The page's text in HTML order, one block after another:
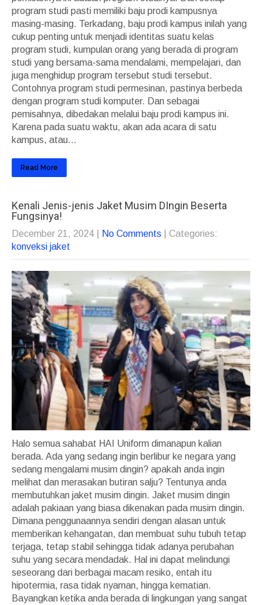
program studi pasti memiliki baju prodi kampusnya
masing-masing. Terkadang, baju prodi kampus inilah yang
cukup penting untuk menjadi identitas suatu kelas
program studi, kumpulan orang yang berada di program
studi yang bersama-sama mendalami, mempelajari, dan
juga menghidup program tersebut studi tersebut.
Contohnya program studi permesinan, pastinya berbeda
dengan program studi komputer. Dan sebagai
pemisahnya, dibedakan melalui baju prodi kampus ini.
Karena pada suatu waktu, akan ada acara di satu
kampus, atau...
Read More
Kenali Jenis-jenis Jaket Musim DIngin Beserta
Fungsinya!
December 21, 2024 No Comments
| Categories:
konveksi jaket
Halo semua sahabat HAI Uniform dimanapun kalian
berada. Ada yang sedang ingin berlibur ke negara yang
sedang mengalami musim dingin? apakah anda ingin
melihat dan merasakan butiran salju? Tentunya anda
membutuhkan jaket musim dingin. Jaket musim dingin
adalah pakiaan yang biasa dikenakan pada musim dingin.
Dimana penggunaannya sendiri dengan alasan untuk
memberikan kehangatan, dan membuat suhu tubuh tetap
terjaga, tetap stabil sehingga tidak adanya perubahan
suhu yang secara mendadak. Hal ini dapat melindungi
seseorang dari berbagai macam resiko, entah itu
hipotermia, rasa tidak nyaman, hingga kematian.
Bayangkan ketika anda berada di lingkungan yang sangat